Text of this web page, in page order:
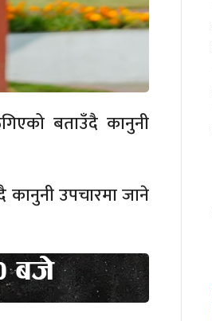
बताउँदै कानुनी
उपचारमा जाने